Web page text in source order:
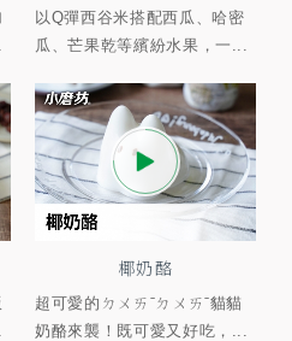
以Q彈西谷米搭配西瓜、哈密
瓜、芒果乾等繽紛水果，一...
椰奶酪
超可愛的ㄉㄨㄞˉㄉㄨㄞˉ貓貓
奶酪來襲！既可愛又好吃，...